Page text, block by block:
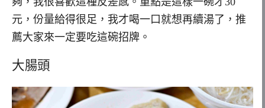
元，份量給得很足，我才喝一口就想再續湯了，推
薦大家來一定要吃這碗招牌。
大腸頭